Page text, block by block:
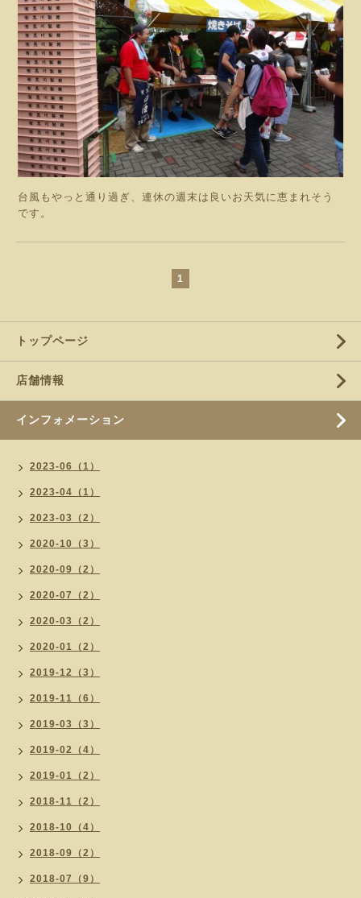
台風もやっと通り過ぎ、連休の週末は良いお天気に恵まれそう
です。
1
トップページ
店舗情報
インフォメーション
2023-06（1）
2023-04（1）
2023-03（2）
2020-10（3）
2020-09（2）
2020-07（2）
2020-03（2）
2020-01（2）
2019-12（3）
2019-11（6）
2019-03（3）
2019-02（4）
2019-01（2）
2018-11（2）
2018-10（4）
2018-09（2）
2018-07（9）